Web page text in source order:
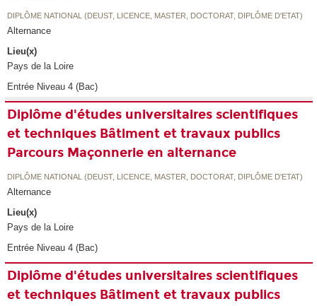
DIPLÔME NATIONAL (DEUST, LICENCE, MASTER, DOCTORAT, DIPLÔME D'ETAT)
Alternance
Lieu(x)
Pays de la Loire
Entrée Niveau 4 (Bac)
Diplôme d'études universitaires scientifiques
et techniques Bâtiment et travaux publics
Parcours Maçonnerie en alternance
DIPLÔME NATIONAL (DEUST, LICENCE, MASTER, DOCTORAT, DIPLÔME D'ETAT)
Alternance
Lieu(x)
Pays de la Loire
Entrée Niveau 4 (Bac)
Diplôme d'études universitaires scientifiques
et techniques Bâtiment et travaux publics